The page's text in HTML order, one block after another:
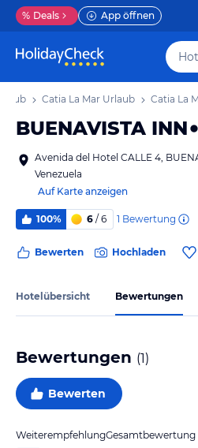
% Deals App öffnen
Catia La Mar Urlaub Catia La
BUENAVISTA INN
Avenida del Hotel CALLE 4,
Venezuela
Auf Karte anzeigen
100% 6 / 6 1 Bewertung
Bewerten Hochladen
Hotelübersicht Bewertungen
Bewertungen (1)
Bewerten
WeiterempfehlungGesamtbewertung